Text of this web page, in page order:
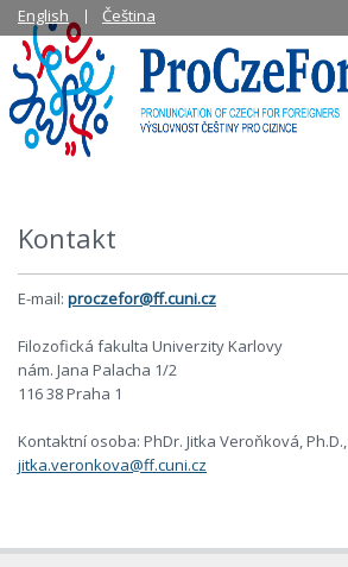
Kontakt
E-mail: proczefor@ff.cuni.cz
Filozofická fakulta Univerzity Karlovy
nám. Jana Palacha 1/2
116 38 Praha 1
Kontaktní osoba: PhDr. Jitka Veroňková, Ph.D.,
jitka.veronkova@ff.cuni.cz
English Čeština